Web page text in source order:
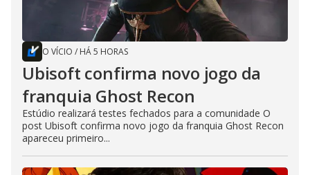
O VÍCIO / HÁ 5 HORAS
Ubisoft confirma novo jogo da
franquia Ghost Recon
Estúdio realizará testes fechados para a comunidade O
post Ubisoft confirma novo jogo da franquia Ghost Recon
apareceu primeiro...